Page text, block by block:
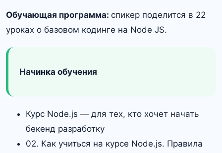
Обучающая программа: спикер поделится в 22
уроках о базовом кодинге на Node JS.
Начинка обучения
Курс Node.js — для тех, кто хочет начать
бекенд разработку
02. Как учиться на курсе Node.js. Правила